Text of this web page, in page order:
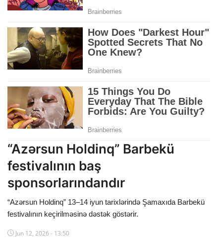
Reklam
Gündəm
Siyasət
Hadisə
Dünya
İdman
Kriminal
Mövqe
“Azərsun Holdinq” Barbekü
festivalının baş
sponsorlarındandır
“Azərsun Holdinq” 13–14 iyun tarixlərində Şamaxıda Barbekü
festivalının keçirilməsinə dəstək göstərir.
Jun 12, 2026 - 13:50